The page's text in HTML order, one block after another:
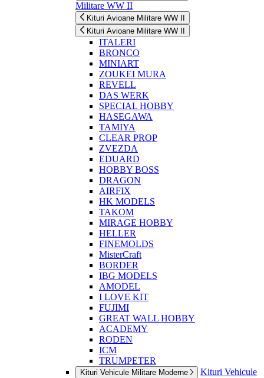
Militare WW II
Kituri Avioane Militare WW II
Kituri Avioane Militare WW II
ITALERI
BRONCO
MINIART
ZOUKEI MURA
REVELL
DAS WERK
SPECIAL HOBBY
HASEGAWA
TAMIYA
CLEAR PROP
ZVEZDA
EDUARD
HOBBY BOSS
DRAGON
AIRFIX
HK MODELS
TAKOM
MIRAGE HOBBY
HELLER
FINEMOLDS
MisterCraft
BORDER
IBG MODELS
AMODEL
I LOVE KIT
FUJIMI
GREAT WALL HOBBY
ACADEMY
RODEN
ICM
TRUMPETER
Kituri Vehicule Militare Moderne
Kituri Vehicule